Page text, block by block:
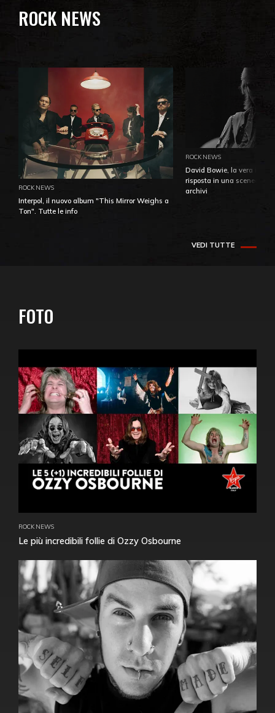
ROCK NEWS
ROCK NEWS
Interpol, il nuovo album "This Mirror Weighs a
Ton". Tutte le info
ROCK NEWS
David Bowie, la vera
risposta in una
archivi
VEDI TUTTE
FOTO
ROCK NEWS
Le più incredibili follie di Ozzy Osbourne